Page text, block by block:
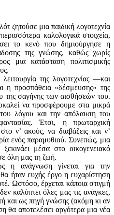
ζητούσε μια παιδική λογοτεχνία
καλολογικά στοιχεία,
το κενό που δημιούργησε η
της γνώσης, καθώς χωρίς
μια κατάσταση πολιτισμικής
της λογο­τεχνίας —και
η προσπάθεια «δέσμευσης» της
της σαγήνης των αισθήσεών του.
να προσφέρουμε στα μικρά
λόγου και την απόλαυση του
Έτσι, η πρωταρχική
στο ν’ ακούς, να διαβάζεις και ν’
ενός παραμυθιού. Συνεπώς, μια
μέσα στο οικογενειακό
όλη μας τη ζωή.
η ανάγνωση γίνεται για την
ήταν ευχής έργο η ευχαρίστηση
Ωστόσο, έρχεται κάποια στιγμή
καλύπτει όλες μας τις ανάγκες,
και ως πηγή γνώσης (ακόμη κι αν
θα αποτελέσει αργότερα μια νέα